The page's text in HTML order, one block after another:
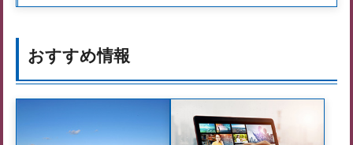
おすすめ情報